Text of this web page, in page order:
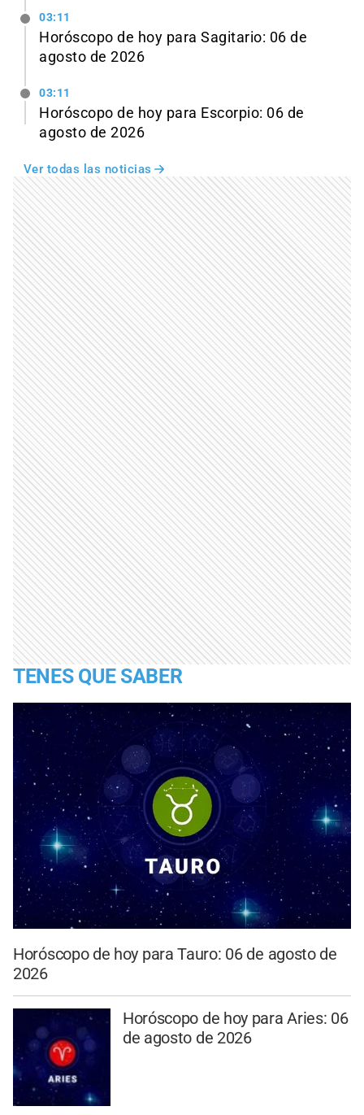
03:11
Horóscopo de hoy para Sagitario: 06 de
agosto de 2026
03:11
Horóscopo de hoy para Escorpio: 06 de
agosto de 2026
Ver todas las noticias
TENES QUE SABER
Horóscopo de hoy para Tauro: 06 de agosto de
2026
Horóscopo de hoy para Aries: 06
de agosto de 2026